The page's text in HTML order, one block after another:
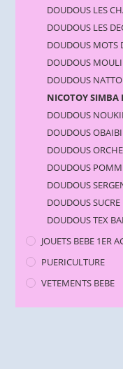
DOUDOUS LES
DOUDOUS LES
DOUDOUS MOTS
DOUDOUS
DOUDOUS
NICOTOY SIMBA
DOUDOUS
DOUDOUS OBAIBI
DOUDOUS
DOUDOUS
DOUDOUS
DOUDOUS
DOUDOUS TEX
JOUETS BEBE 1ER
PUERICULTURE
VETEMENTS BEBE